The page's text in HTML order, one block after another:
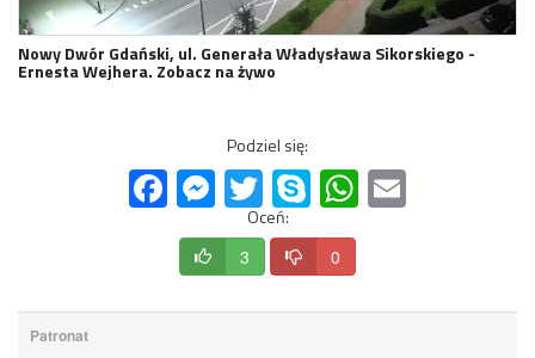
Nowy Dwór Gdański, ul. Generała Władysława Sikorskiego -
Ernesta Wejhera. Zobacz na żywo
Podziel się:
FacebookMessenger
Twitter Skype WhatsApp
Oceń:
3 0
Patronat